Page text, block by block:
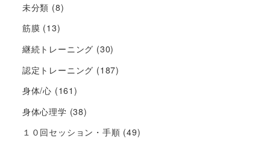
未分類 (8)
筋膜 (13)
継続トレーニング (30)
認定トレーニング (187)
身体/心 (161)
身体心理学 (38)
１０回セッション・手順 (49)